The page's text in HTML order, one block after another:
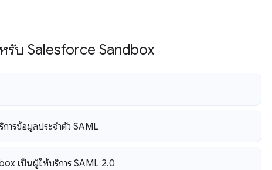
รับ Salesforce Sandbox
ารข้อมูลประจำตัว SAML
เป็นผู้ให้บริการ SAML 2.0